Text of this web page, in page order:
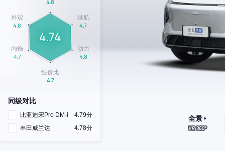
同级对比
比亚迪宋Pro DM-i
4.79分
丰田威兰达
4.78分
全景